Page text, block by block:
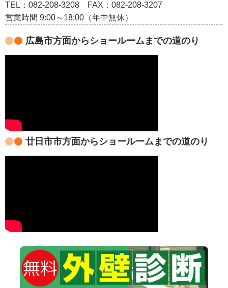
TEL：082‐208‐3208
FAX：082-208-3207
営業時間 9:00～18:00（年中無休）
広島市方面からショールームまでの道のり
廿日市市方面からショールームまでの道のり